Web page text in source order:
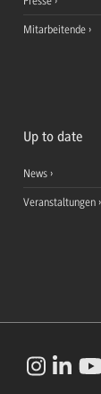
Mitarbeitende
Up to date
News
Veranstaltungen